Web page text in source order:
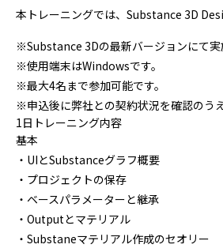
本トレーニングでは、Substance 3D
※Substance 3Dの最新バージョンにて実
※使用端末はWindowsです。
※最大4名まで参加可能です。
※申込後に弊社との契約状況を確認のう
1日トレーニング内容
基本
・UIとSubstanceグラフ概要
・プロジェクトの保存
・ベースパラメーターと継承
・Outputとマテリアル
・Substaneマテリアル作成のセオリー